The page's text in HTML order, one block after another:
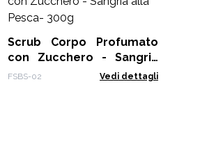
Scrub Corpo Profumato
con Zucchero - Sangria
alla Pesca- 300g
FSBS-02 Vedi dettagli